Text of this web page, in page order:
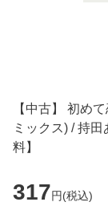
【中古】 初め
ミックス) / 持
料】
317円(税込)